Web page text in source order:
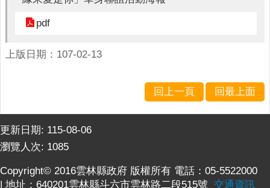
計
令
規
章
FAQ
pdf
上版日期：107-02-13
回上一頁 回最上面
更新日期: 115-08-06
瀏覽人次: 1085
Copyright© 2016雲林縣政府 版權所有 電話：05-5522000
| 地址：640201雲林縣斗六市雲林路二段515號 交通資訊